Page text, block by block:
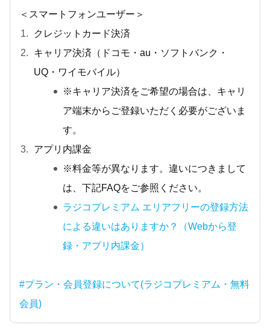
＜スマートフォンユーザー＞
クレジットカード決済
キャリア決済（ドコモ・au・ソフトバンク・
UQ・ワイモバイル）
※キャリア決済をご希望の場合は、キャリ
ア端末からご登録いただく必要がございま
す。
アプリ内課金
※料金等が異なります。違いにつきまして
は、下記FAQをご参照ください。
ラジコプレミアム エリアフリーの登録方法
による違いはありますか？（Webから登
録・アプリ内課金）
#プラン・会員登録について(ラジコプレミアム・無料
会員)